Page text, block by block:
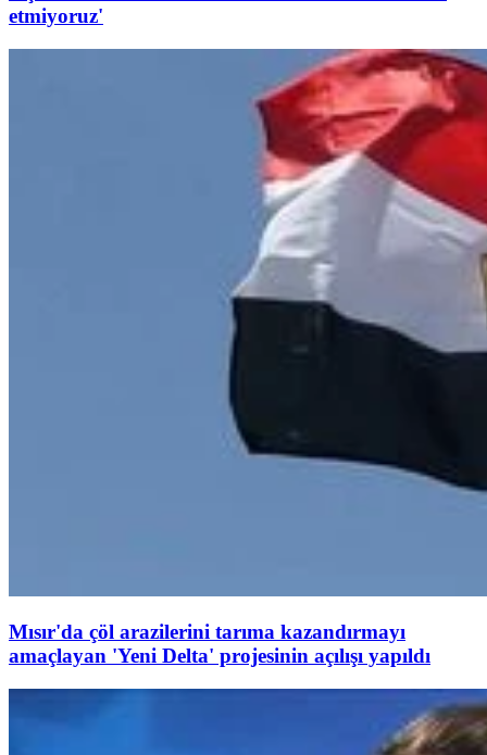
etmiyoruz'
Mısır'da çöl arazilerini tarıma kazandırmayı
amaçlayan 'Yeni Delta' projesinin açılışı yapıldı